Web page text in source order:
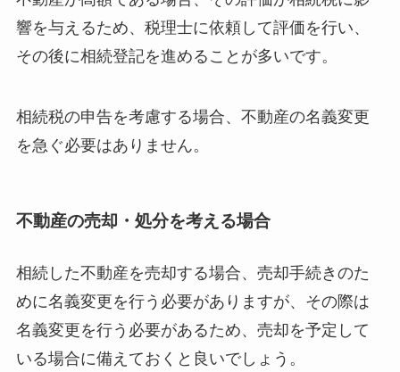
響を与えるため、税理士に依頼して評価を行い、
その後に相続登記を進めることが多いです。
相続税の申告を考慮する場合、不動産の名義変更
を急ぐ必要はありません。
不動産の売却・処分を考える場合
相続した不動産を売却する場合、売却手続きのた
めに名義変更を行う必要がありますが、その際は
名義変更を行う必要があるため、売却を予定して
いる場合に備えておくと良いでしょう。